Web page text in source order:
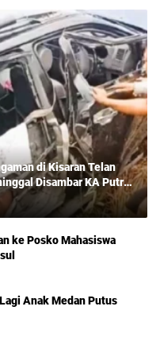
di Kisaran Telan
Disambar KA Putri
ke Posko Mahasiswa
Anak Medan Putus